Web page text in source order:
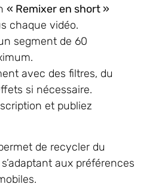
« Remixer en short »
chaque vidéo.
segment de 60
avec des filtres, du
si nécessaire.
et publiez
de recycler du
aux préférences